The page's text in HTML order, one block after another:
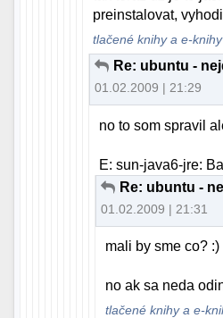
preinstalovat,
tlačené knihy a e-knihy
Re: ubuntu -
01.02.2009 | 21:29
no to som spravil
E: sun-java6-jre:
Re: ubuntu -
01.02.2009 | 21:31
mali by sme co? :)
no ak sa neda
tlačené knihy a e-